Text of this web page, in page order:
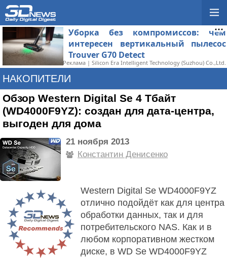
Уборка без компромиссов: чем
интересен вертикальный пылесос
Trouver G70 Detect
Реклама | Silicon Era Intelligent Technology (Suzhou) Co.,Ltd.
НАКОПИТЕЛИ
Обзор Western Digital Se 4 Тбайт
(WD4000F9YZ): создан для дата-центра,
выгоден для дома
21 ноября 2013
Константин Денисенко
Western Digital Se WD4000F9YZ
отлично подойдёт как для центра
обработки данных, так и для
потребительского NAS. Как и в
любом корпоративном жестком
диске, в WD Se WD4000F9YZ